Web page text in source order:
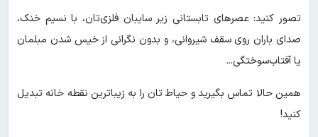
تصور کنید: عصرهای تابستانی زیر سایبان فلزی‌تان، با نسیم خنک،
صدای باران روی سقف شیروانی، و بدون نگرانی از خیس شدن مبلمان
یا آفتاب‌سوختگی...
همین حالا تماس بگیرید و حیاط‌ تان را به زیباترین نقطه خانه تبدیل
کنید!